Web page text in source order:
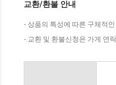
교환/환불 안내
- 상품의 특성에 따른 구체적
- 교환 및 환불신청은 가게 연